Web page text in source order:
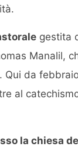
gestita
Manalil,
Qui da
al
la chiesa